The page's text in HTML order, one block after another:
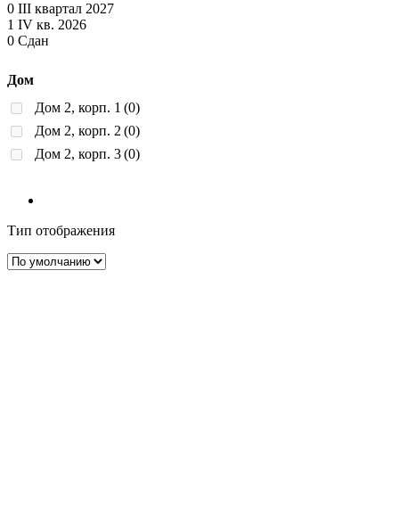
0 III квартал 2027
1 IV кв. 2026
0 Сдан
Дом
Дом 2, корп. 1 (0)
Дом 2, корп. 2 (0)
Дом 2, корп. 3(0)
Тип отображения